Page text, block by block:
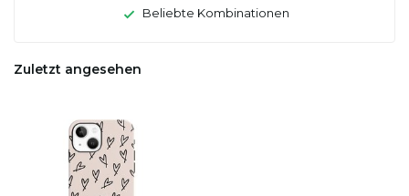
Beliebte Kombinationen
Zuletzt angesehen